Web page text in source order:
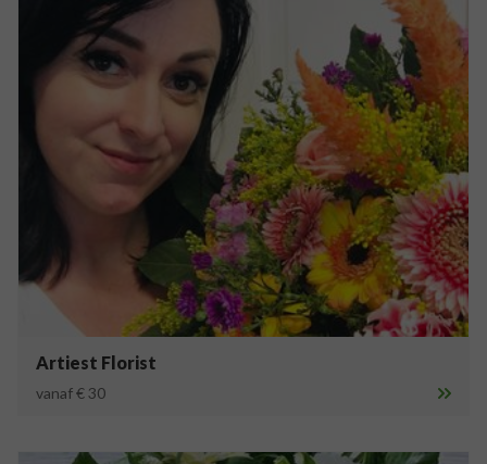
Artiest Florist
vanaf € 30